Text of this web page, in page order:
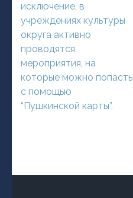
исключение, в
учреждениях культуры
округа активно
проводятся
мероприятия, на
которые можно попасть
с помощью
“Пушкинской карты”.